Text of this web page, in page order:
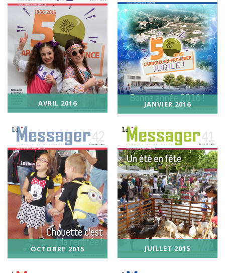
AVRIL 2016 JANVIER 2016
OCTOBRE 2015 JUILLET 2015